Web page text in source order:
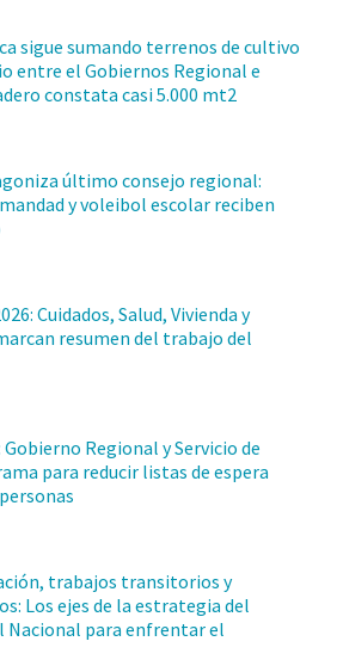
sigue sumando terrenos de cultivo
entre el Gobiernos Regional e
constata casi 5.000 mt2
último consejo regional:
y voleibol escolar reciben
Cuidados, Salud, Vivienda y
resumen del trabajo del
Regional y Servicio de
para reducir listas de espera
trabajos transitorios y
Los ejes de la estrategia del
Nacional para enfrentar el